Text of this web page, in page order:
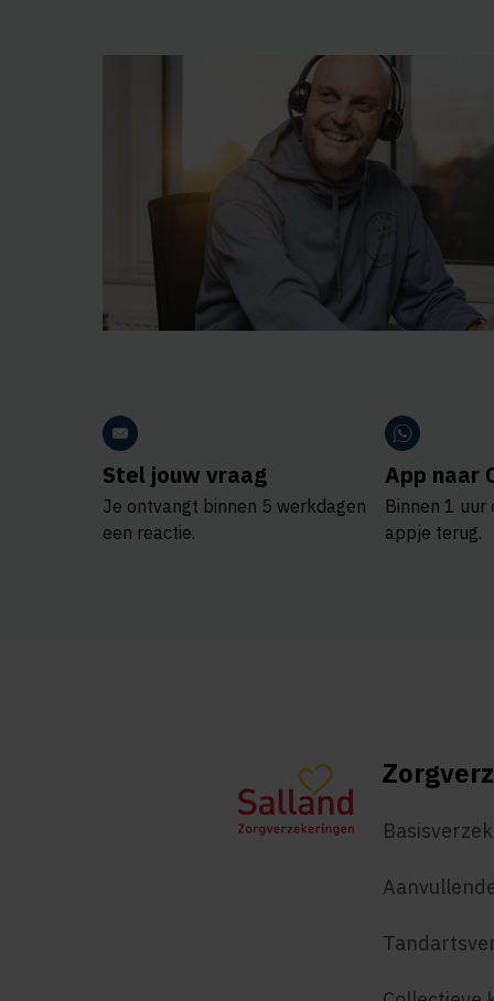
Stel jouw vraag
Je ontvangt binnen 5 werkdagen
een reactie.
App naar
Binnen 1 uur
appje terug.